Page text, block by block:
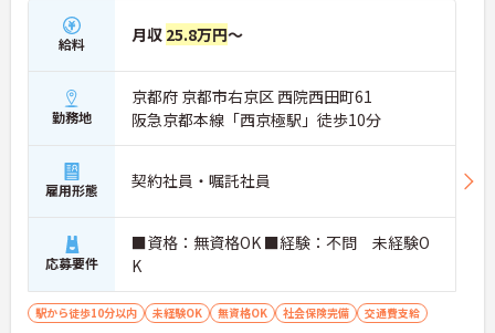
給料 月収 25.8万円～
勤務地
京都府 京都市右京区 西院西田町61
阪急京都本線「西京極駅」徒歩10分
雇用形態 契約社員・嘱託社員
応募要件
■資格：無資格OK ■経験：不問 未経験O
K
駅から徒歩10分以内 未経験OK 無資格OK 社会保険完備 交通費支給